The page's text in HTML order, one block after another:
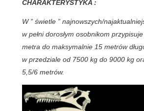
CHARAKTERYSTYKA :
W ” świetle ” najnowszych/
w pełni dorosłym osobnikom
metra do maksymalnie 15 metrów
w przedziale od 7500 kg do 9000 kg
5,5/6 metrów.